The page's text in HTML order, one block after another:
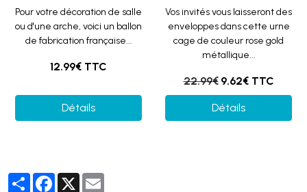
Pour votre décoration de salle
ou d'une arche, voici un ballon
de fabrication française...
12.99€ TTC
Détails
Vos invités vous laisseront des
enveloppes dans cette urne
cage de couleur rose gold
métallique...
22.99€ 9.62€ TTC
Détails
PartagerFacebook
X